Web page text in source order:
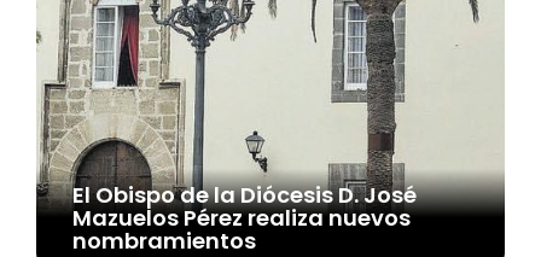
El Obispo de la Diócesis D. José
Mazuelos Pérez realiza nuevos
nombramientos